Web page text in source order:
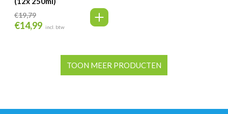
€19,79
Oorspronkelijke
€14,99 Huidige
€14,99.
incl. btw
TOON MEER PRODUCTEN